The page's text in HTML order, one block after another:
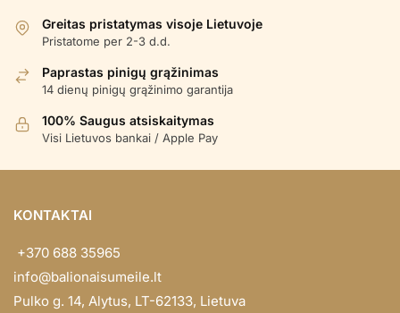
Greitas pristatymas visoje Lietuvoje
Pristatome per 2-3 d.d.
Paprastas pinigų grąžinimas
14 dienų pinigų grąžinimo garantija
100% Saugus atsiskaitymas
Visi Lietuvos bankai / Apple Pay
KONTAKTAI
+370 688 35965
info@balionaisumeile.lt
Pulko g. 14, Alytus, LT-62133, Lietuva